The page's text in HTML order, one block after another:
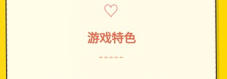
♡
游戏特色
~~~~~